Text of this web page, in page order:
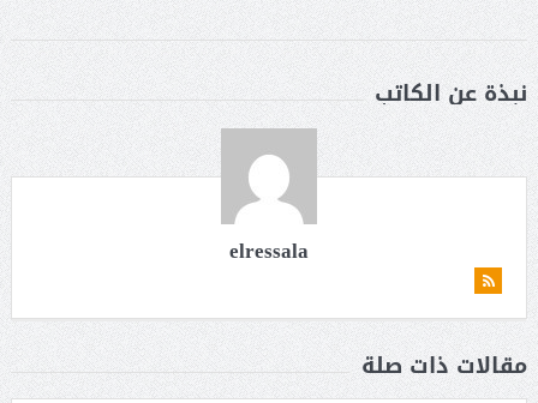
نبذة عن الكاتب
elressala
مقالات ذات صلة